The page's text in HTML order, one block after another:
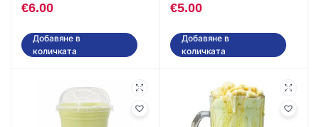
€6.00
Добавяне в
количката
€5.00
Добавяне в
количката